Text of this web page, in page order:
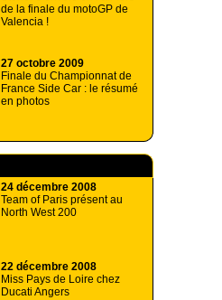
de la finale du motoGP de
Valencia !
27 octobre 2009
Finale du Championnat de
France Side Car : le résumé
en photos
24 décembre 2008
Team of Paris présent au
North West 200
22 décembre 2008
Miss Pays de Loire chez
Ducati Angers